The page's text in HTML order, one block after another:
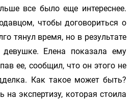
все было еще интереснее.
чтобы договориться о
тянул время, но в результате
девушке. Елена показала ему
ее, сообщил, что он этого не
Как такое может быть?
на экспертизу, которая стоила